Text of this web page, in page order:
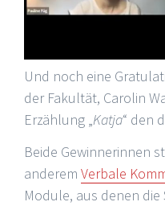
Und noch eine
der Fakultät, Carolin
Erzählung „Katja“ den
Beide Gewinnerinnen
anderem Verbale
Module, aus denen